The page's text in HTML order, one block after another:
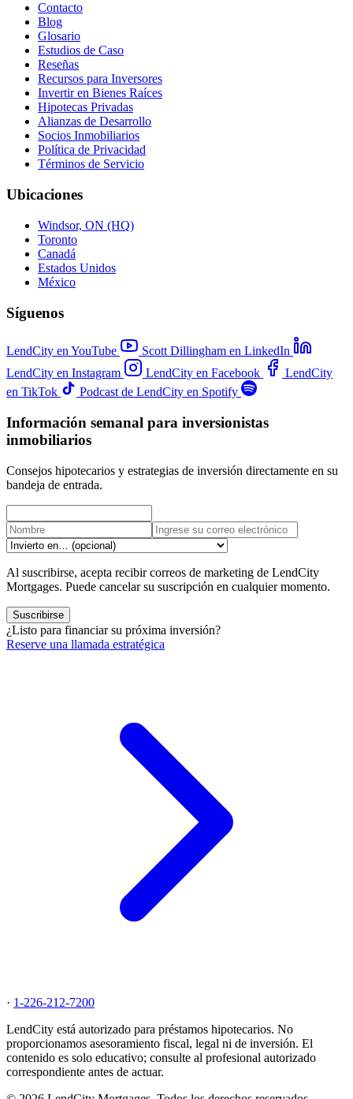
Contacto
Blog
Glosario
Estudios de Caso
Reseñas
Recursos para Inversores
Invertir en Bienes Raíces
Hipotecas Privadas
Alianzas de Desarrollo
Socios Inmobiliarios
Política de Privacidad
Términos de Servicio
Ubicaciones
Windsor, ON (HQ)
Toronto
Canadá
Estados Unidos
México
Síguenos
LendCity en YouTube
Scott Dillingham en LinkedIn
LendCity en Instagram
LendCity en Facebook
LendCity
en TikTok
Podcast de LendCity en Spotify
Información semanal para inversionistas
inmobiliarios
Consejos hipotecarios y estrategias de inversión directamente en su
bandeja de entrada.
Al suscribirse, acepta recibir correos de marketing de LendCity
Mortgages. Puede cancelar su suscripción en cualquier momento.
Suscribirse
¿Listo para financiar su próxima inversión?
Reserve una llamada estratégica
· 1-226-212-7200
LendCity está autorizado para préstamos hipotecarios. No
proporcionamos asesoramiento fiscal, legal ni de inversión. El
contenido es solo educativo; consulte al profesional autorizado
correspondiente antes de actuar.